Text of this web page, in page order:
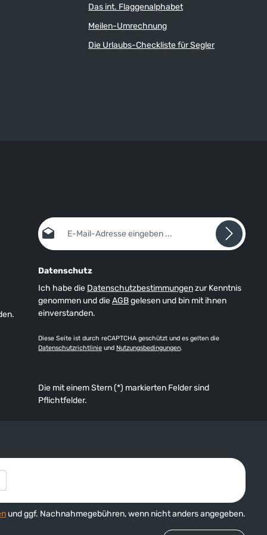
Das int. Flaggenalphabet
Meilen-Umrechnung
Die Urlaubs-Checkliste für Segler
E-Mail-Adresse*
Datenschutz
Ich habe die Datenschutzbestimmungenzur Kenntnis
genommen und dieAGBgelesen und bin mit ihnen
einverstanden.
Diese Seite ist durch reCAPTCHA geschützt und es gelten die
Datenschutzrichtlinie und Nutzungsbedingungen.
Die mit einem Stern (*) markierten Felder sind
Pflichtfelder.
und ggf. Nachnahmegebühren, wenn nicht anders angegeben.